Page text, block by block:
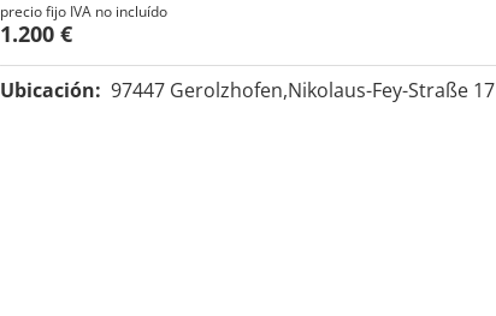
precio fijo IVA no incluído
1.200 €
Ubicación: 97447 Gerolzhofen,Nikolaus-Fey-Straße 17